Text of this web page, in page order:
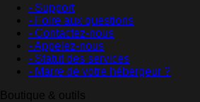
- Support
- Foire aux questions
- Contactez-nous
- Appelez-nous
- Statut des services
- Marre de votre hébergeur ?
Boutique & outils